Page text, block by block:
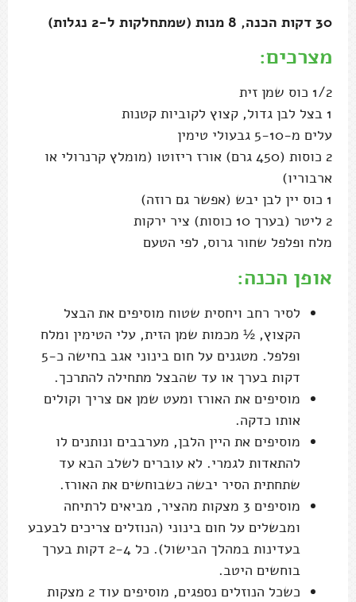
30 דקות הכנה, 8 מנות (שמתחלקות ל-2 נגלות)
מצרכים:
1/2 כוס שמן זית
1 בצל לבן גדול, קצוץ לקוביות קטנות
עלים מ-5-10 גבעולי טימין
2 כוסות (450 גרם) אורז ריזוטו (מומלץ קרנרולי או
ארבוריו)
1 כוס יין לבן יבש (אפשר גם רוזה)
2 ליטר (בערך 10 כוסות) ציר ירקות
מלח ופלפל שחור גרוס, לפי הטעם
אופן הכנה:
לסיר רחב ויחסית שטוח מוסיפים את הבצל
הקצוץ, ½ מכמות שמן הזית, עלי הטימין ומלח
ופלפל. מטגנים על חום בינוני אגב בחישה כ-5
דקות בערך או עד שהבצל מתחילה להתרכך.
מוסיפים את האורז ומעט שמן אם צריך וקולים
אותו כדקה.
מוסיפים את היין הלבן, מערבבים ונותנים לו
להתאדות לגמרי. לא עוברים לשלב הבא עד
שתחתית הסיר יבשה כשבוחשים את האורז.
מוסיפים 3 מצקות מהציר, מביאים לרתיחה
ומבשלים על חום בינוני (הנוזלים צריכים לבעבע
בעדינות במהלך הבישול). כל 2-4 דקות בערך
בוחשים היטב.
כשכל הנוזלים נספגים, מוסיפים עוד 2 מצקות